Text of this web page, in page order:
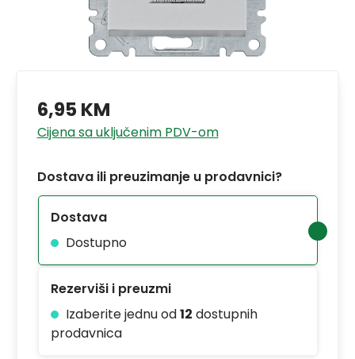
6,95 KM
Cijena sa uključenim PDV-om
Dostava ili preuzimanje u prodavnici?
Dostava
Dostupno
Rezerviši i preuzmi
Izaberite jednu od12 dostupnih
prodavnica